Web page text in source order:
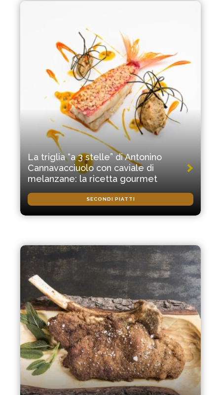
La triglia “a 3 stelle” di Antonino
Cannavacciuolo con caviale di
melanzane: la ricetta gourmet
SECONDI PIATTI